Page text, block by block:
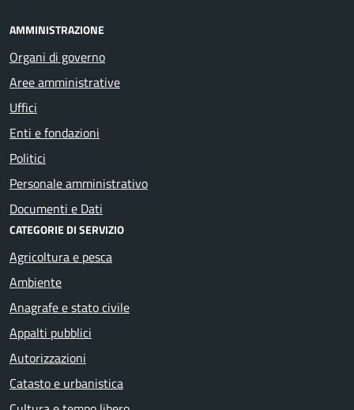
AMMINISTRAZIONE
Organi di governo
Aree amministrative
Uffici
Enti e fondazioni
Politici
Personale amministrativo
Documenti e Dati
CATEGORIE DI SERVIZIO
Agricoltura e pesca
Ambiente
Anagrafe e stato civile
Appalti pubblici
Autorizzazioni
Catasto e urbanistica